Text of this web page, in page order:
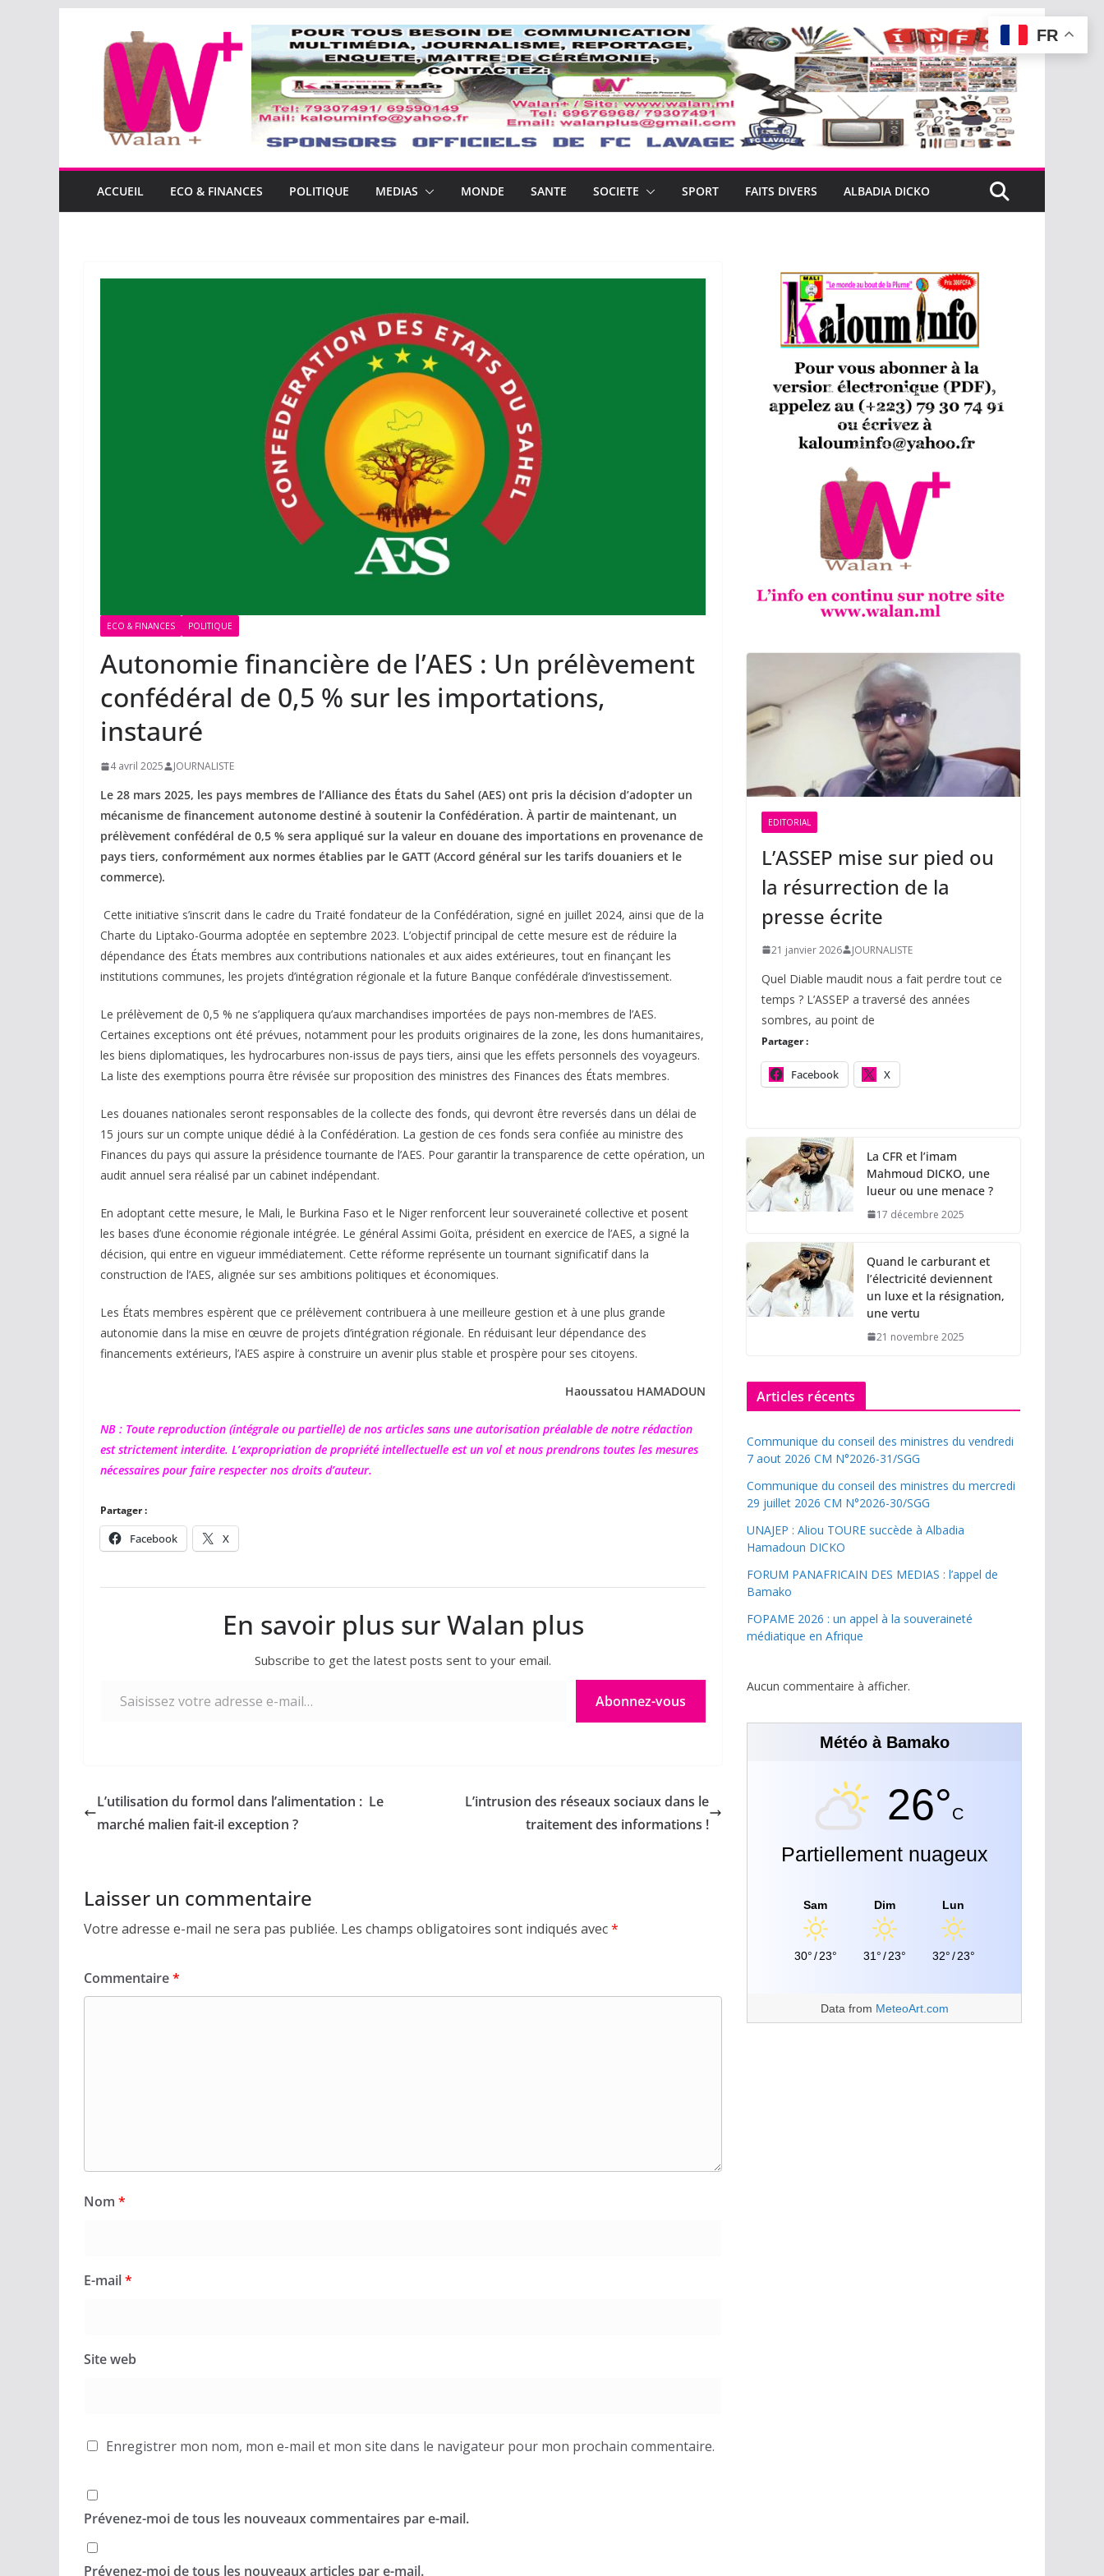
contenu
ACCUEIL ECO & FINANCES POLITIQUE MEDIAS MONDE SANTE SOCIETE SPORT FAITS DIVERS ALBADIA DICKO
ECO & FINANCES POLITIQUE
Autonomie financière de l’AES : Un prélèvement
confédéral de 0,5 % sur les importations,
instauré
4 avril 2025 JOURNALISTE
Le 28 mars 2025, les pays membres de l’Alliance des États du Sahel (AES) ont pris la décision d’adopter un
mécanisme de financement autonome destiné à soutenir la Confédération. À partir de maintenant, un
prélèvement confédéral de 0,5 % sera appliqué sur la valeur en douane des importations en provenance de
pays tiers, conformément aux normes établies par le GATT (Accord général sur les tarifs douaniers et le
commerce).
Cette initiative s’inscrit dans le cadre du Traité fondateur de la Confédération, signé en juillet 2024, ainsi que de la
Charte du Liptako-Gourma adoptée en septembre 2023. L’objectif principal de cette mesure est de réduire la
dépendance des États membres aux contributions nationales et aux aides extérieures, tout en finançant les
institutions communes, les projets d’intégration régionale et la future Banque confédérale d’investissement.
Le prélèvement de 0,5 % ne s’appliquera qu’aux marchandises importées de pays non-membres de l’AES.
Certaines exceptions ont été prévues, notamment pour les produits originaires de la zone, les dons humanitaires,
les biens diplomatiques, les hydrocarbures non-issus de pays tiers, ainsi que les effets personnels des voyageurs.
La liste des exemptions pourra être révisée sur proposition des ministres des Finances des États membres.
Les douanes nationales seront responsables de la collecte des fonds, qui devront être reversés dans un délai de
15 jours sur un compte unique dédié à la Confédération. La gestion de ces fonds sera confiée au ministre des
Finances du pays qui assure la présidence tournante de l’AES. Pour garantir la transparence de cette opération, un
audit annuel sera réalisé par un cabinet indépendant.
En adoptant cette mesure, le Mali, le Burkina Faso et le Niger renforcent leur souveraineté collective et posent
les bases d’une économie régionale intégrée. Le général Assimi Goïta, président en exercice de l’AES, a signé la
décision, qui entre en vigueur immédiatement. Cette réforme représente un tournant significatif dans la
construction de l’AES, alignée sur ses ambitions politiques et économiques.
Les États membres espèrent que ce prélèvement contribuera à une meilleure gestion et à une plus grande
autonomie dans la mise en œuvre de projets d’intégration régionale. En réduisant leur dépendance des
financements extérieurs, l’AES aspire à construire un avenir plus stable et prospère pour ses citoyens.
Haoussatou HAMADOUN
NB : Toute reproduction (intégrale ou partielle) de nos articles sans une autorisation préalable de notre rédaction
est strictement interdite. L’expropriation de propriété intellectuelle est un vol et nous prendrons toutes les mesures
nécessaires pour faire respecter nos droits d’auteur.
Partager :
Facebook X
En savoir plus sur Walan plus
Subscribe to get the latest posts sent to your email.
Abonnez-vous
L’utilisation du formol dans l’alimentation : Le
marché malien fait-il exception ?
L’intrusion des réseaux sociaux dans le
traitement des informations !
Laisser un commentaire
Votre adresse e-mail ne sera pas publiée. Les champs obligatoires sont indiqués avec*
Commentaire*
Nom *
E-mail*
Site web
Enregistrer mon nom, mon e-mail et mon site dans le navigateur pour mon prochain commentaire.
Prévenez-moi de tous les nouveaux commentaires par e-mail.
Prévenez-moi de tous les nouveaux articles par e-mail.
EDITORIAL
L’ASSEP mise sur pied ou
la résurrection de la
presse écrite
21 janvier 2026 JOURNALISTE
Quel Diable maudit nous a fait perdre tout ce
temps ? L’ASSEP a traversé des années
sombres, au point de
Partager :
Facebook X
La CFR et l’imam
Mahmoud DICKO, une
lueur ou une menace ?
17 décembre 2025
Quand le carburant et
l’électricité deviennent
un luxe et la résignation,
une vertu
21 novembre 2025
Articles récents
Communique du conseil des ministres du vendredi
7 aout 2026 CM N°2026-31/SGG
Communique du conseil des ministres du mercredi
29 juillet 2026 CM N°2026-30/SGG
UNAJEP : Aliou TOURE succède à Albadia
Hamadoun DICKO
FORUM PANAFRICAIN DES MEDIAS : l’appel de
Bamako
FOPAME 2026 : un appel à la souveraineté
médiatique en Afrique
Aucun commentaire à afficher.
Météo à Bamako
26°C
Partiellement nuageux
Sam
30°/ 23°
Dim
31°/ 23°
Lun
32°/ 23°
Data from MeteoArt.com
FR